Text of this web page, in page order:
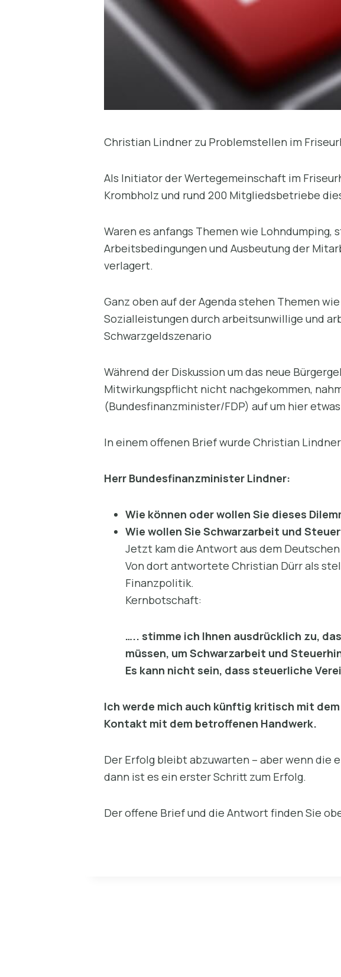
Christian Lindner zu Problemstellen im
Als Initiator der Wertegemeinschaft im
Krombholz und rund 200 Mitgliedsbetriebe
Waren es anfangs Themen wie
Arbeitsbedingungen und Ausbeutung der
verlagert.
Ganz oben auf der Agenda stehen Themen
Sozialleistungen durch arbeitsunwillige und
Schwarzgeldszenario
Während der Diskussion um das neue
Mitwirkungspflicht nicht nachgekommen,
(Bundesfinanzminister/FDP) auf um hier
In einem offenen Brief wurde Christian
Herr Bundesfinanzminister Lindner:
Wie können oder wollen Sie dieses
Wie wollen Sie Schwarzarbeit und
Jetzt kam die Antwort aus dem
Von dort antwortete Christian Dürr als
Finanzpolitik.
Kernbotschaft:
….. stimme ich Ihnen ausdrücklich zu,
müssen, um Schwarzarbeit und
Es kann nicht sein, dass steuerliche
Ich werde mich auch künftig kritisch mit
Kontakt mit dem betroffenen Handwerk.
Der Erfolg bleibt abzuwarten – aber wenn die
dann ist es ein erster Schritt zum Erfolg.
Der offene Brief und die Antwort finden Sie